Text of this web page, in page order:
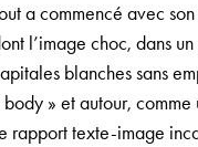
a commencé avec
l’image choc, dans
blanches sans
body » et autour,
rapport texte-image